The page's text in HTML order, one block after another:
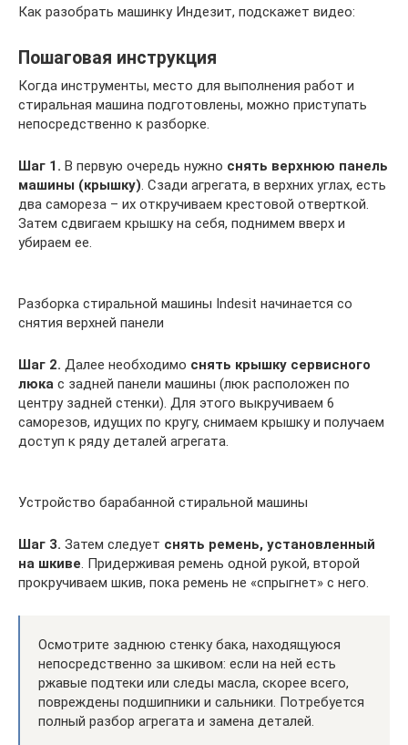
Как разобрать машинку Индезит, подскажет видео:
Пошаговая инструкция
Когда инструменты, место для выполнения работ и
стиральная машина подготовлены, можно приступать
непосредственно к разборке.
Шаг 1. В первую очередь нужно снять верхнюю панель
машины (крышку). Сзади агрегата, в верхних углах, есть
два самореза – их откручиваем крестовой отверткой.
Затем сдвигаем крышку на себя, поднимем вверх и
убираем ее.
Разборка стиральной машины Indesit начинается со
снятия верхней панели
Шаг 2. Далее необходимо снять крышку сервисного
люка с задней панели машины (люк расположен по
центру задней стенки). Для этого выкручиваем 6
саморезов, идущих по кругу, снимаем крышку и получаем
доступ к ряду деталей агрегата.
Устройство барабанной стиральной машины
Шаг 3. Затем следует снять ремень, установленный
на шкиве. Придерживая ремень одной рукой, второй
прокручиваем шкив, пока ремень не «спрыгнет» с него.
Осмотрите заднюю стенку бака, находящуюся
непосредственно за шкивом: если на ней есть
ржавые подтеки или следы масла, скорее всего,
повреждены подшипники и сальники. Потребуется
полный разбор агрегата и замена деталей.